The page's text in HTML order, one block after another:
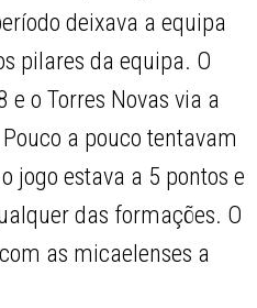
deixava a equipa
pilares da equipa. O
e o Torres Novas via a
a pouco tentavam
jogo estava a 5 pontos e
das formações. O
as micaelenses a